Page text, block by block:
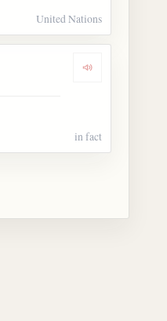
United Nations
Dengarkan
in fact